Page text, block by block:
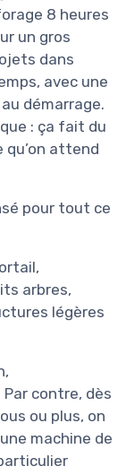
8 heures
un gros
dans
avec une
démarrage.
: ça fait du
qu’on attend
pour tout ce
arbres,
légères
contre, dès
ou plus, on
machine de